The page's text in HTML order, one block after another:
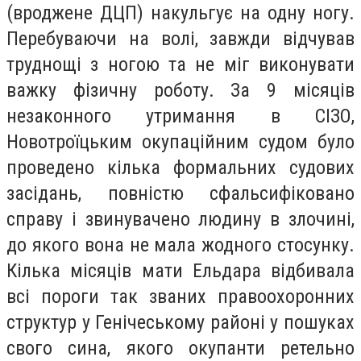
(вроджене ДЦП) накульгує на одну ногу.
Перебуваючи на волі, завжди відчував
труднощі з ногою та не міг виконувати
важку фізичну роботу. За 9 місяців
незаконного утримання в СІЗО,
Новотроїцьким окупаційним судом було
проведено кілька формальних судових
засідань, повністю сфальсифіковано
справу і звинувачено людину в злочині,
до якого вона не мала жодного стосунку.
Кілька місяців мати Ельдара відбивала
всі пороги так званих правоохоронних
структур у Генічеському районі у пошуках
свого сина, якого окупанти ретельно